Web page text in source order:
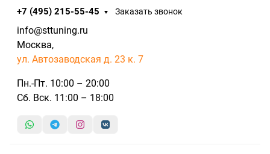
+7 (495) 215-55-45 Заказать звонок
info@sttuning.ru
Москва,
ул. Автозаводская д. 23 к. 7
Пн.-Пт. 10:00 – 20:00
Сб. Вск. 11:00 – 18:00